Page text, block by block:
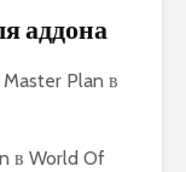
аддона
в World Of